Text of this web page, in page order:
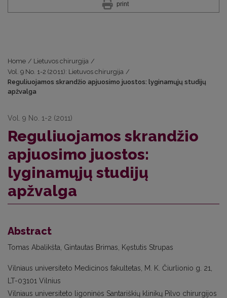
print
Home / Lietuvos chirurgija /
Vol. 9 No. 1-2 (2011): Lietuvos chirurgija /
Reguliuojamos skrandžio apjuosimo juostos: lyginamųjų studijų
apžvalga
Vol. 9 No. 1-2 (2011)
Reguliuojamos skrandžio
apjuosimo juostos:
lyginamųjų studijų
apžvalga
Abstract
Tomas Abalikšta, Gintautas Brimas, Kęstutis Strupas
Vilniaus universiteto Medicinos fakultetas, M. K. Čiurlionio g. 21,
LT-03101 Vilnius
Vilniaus universiteto ligoninės Santariškių klinikų Pilvo chirurgijos